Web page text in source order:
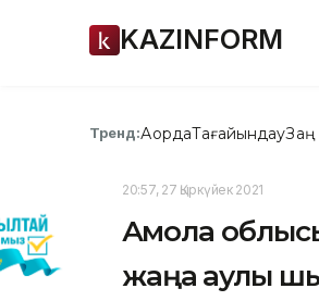
KAZINFORM
Тренд:АқордаТағайындауЗаң
20:57, 27 Қыркүйек 2021
Ақмола
жаңа қаулы